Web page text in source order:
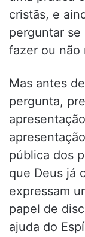
cristãs, e
perguntar se
fazer ou não
Mas antes
pergunta,
pública dos
que Deus já
expressam
papel de
ajuda do